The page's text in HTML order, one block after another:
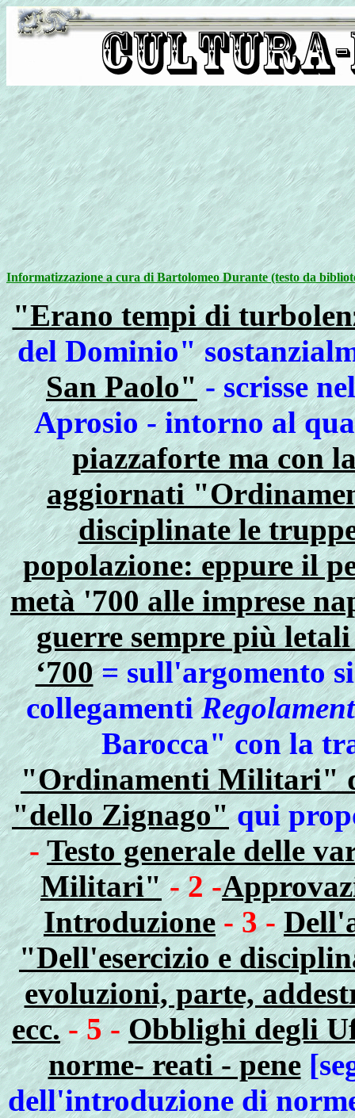
Informatizzazione a cura di Bartolomeo Durante (testo da
"Erano tempi di
del Dominio"
San Paolo" - scrisse
Aprosio - intorno al
piazzaforte ma con
aggiornati
disciplinate le
popolazione: eppure il
metà '700 alle imprese
guerre sempre più
‘700= sull'argomento
collegamenti
Barocca" con la
"Ordinamenti Militari"
"dello Zignago"qui
- Testo generale delle
Militari" - 2 -
Introduzione - 3 -
"Dell'esercizio e
evoluzioni, parte,
ecc. - 5 - Obblighi degli
norme- reati - pene
dell'introduzione di